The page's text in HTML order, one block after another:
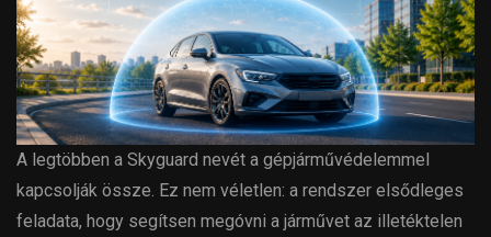
A legtöbben a Skyguard nevét a gépjárművédelemmel
kapcsolják össze. Ez nem véletlen: a rendszer elsődleges
feladata, hogy segítsen megóvni a járművet az illetéktelen